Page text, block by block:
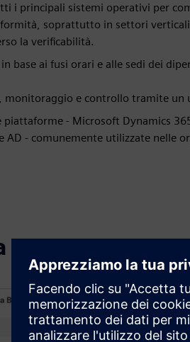
i principali sistemi operativi per
soprattutto in settori
la verificabilità.
base ai fusi orari e alle sedi dei
monitoraggio e controllo tramite un
- Microsoft Dynamics
AD - comunemente utilizzate nelle